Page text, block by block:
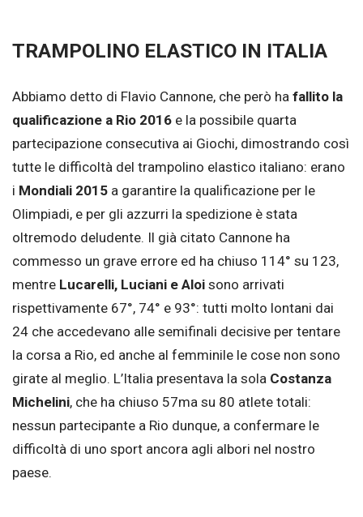
TRAMPOLINO ELASTICO IN ITALIA
Abbiamo detto di Flavio Cannone, che però ha fallito la
qualificazione a Rio 2016 e la possibile quarta
partecipazione consecutiva ai Giochi, dimostrando così
tutte le difficoltà del trampolino elastico italiano: erano
i Mondiali 2015 a garantire la qualificazione per le
Olimpiadi, e per gli azzurri la spedizione è stata
oltremodo deludente. Il già citato Cannone ha
commesso un grave errore ed ha chiuso 114° su 123,
mentre Lucarelli, Luciani e Aloi sono arrivati
rispettivamente 67°, 74° e 93°: tutti molto lontani dai
24 che accedevano alle semifinali decisive per tentare
la corsa a Rio, ed anche al femminile le cose non sono
girate al meglio. L’Italia presentava la sola Costanza
Michelini, che ha chiuso 57ma su 80 atlete totali:
nessun partecipante a Rio dunque, a confermare le
difficoltà di uno sport ancora agli albori nel nostro
paese.